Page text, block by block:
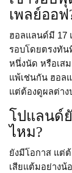
เพลย์ออฟ
ฮอลแลนด์มี 17
รอบโดยตรงทั
หนึ่งนัด หรือเส
แพ้เช่นกัน ฮอล
แต่ต้องดูผลต่าง
โปแลนด์
ไหม?
ยังมีโอกาส แต่
เสียแต้มอย่าง